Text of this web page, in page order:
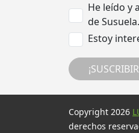
He leído y
de Susuela.
Estoy
Copyright 2026
derechos